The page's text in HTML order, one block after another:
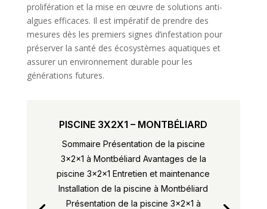
prolifération et la mise en œuvre de solutions anti-
algues efficaces. Il est impératif de prendre des
mesures dès les premiers signes d’infestation pour
préserver la santé des écosystèmes aquatiques et
assurer un environnement durable pour les
générations futures.
PISCINE 3X2X1 – MONTBÉLIARD
Sommaire Présentation de la piscine
3x2x1 à Montbéliard Avantages de la
piscine 3x2x1 Entretien et maintenance
Installation de la piscine à Montbéliard
Présentation de la piscine 3x2x1 à